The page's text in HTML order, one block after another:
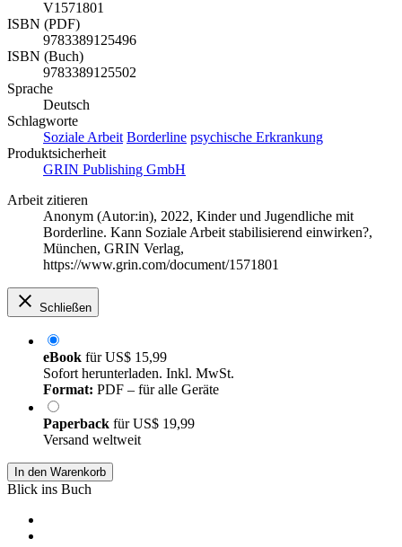
V1571801
ISBN (PDF)
9783389125496
ISBN (Buch)
9783389125502
Sprache
Deutsch
Schlagworte
Soziale Arbeit Borderline psychische Erkrankung
Produktsicherheit
GRIN Publishing GmbH
Arbeit zitieren
Anonym (Autor:in), 2022, Kinder und Jugendliche mit
Borderline. Kann Soziale Arbeit stabilisierend einwirken?,
München, GRIN Verlag,
https://www.grin.com/document/1571801
Schließen
eBook fürUS$ 15,99
Sofort herunterladen. Inkl. MwSt.
Format: PDF – für alle Geräte
Paperback fürUS$ 19,99
Versand weltweit
In den Warenkorb
Blick ins Buch